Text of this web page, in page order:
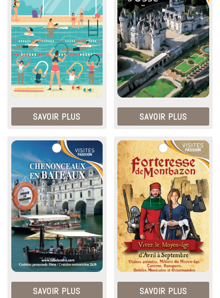
SAVOIR PLUS SAVOIR PLUS
SAVOIR PLUS SAVOIR PLUS